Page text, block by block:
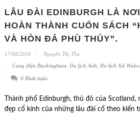
LÂU ĐÀI EDINBURGH LÀ
HOÀN THÀNH CUỐN SÁCH
VÀ HÒN ĐÁ PHÙ THỦY”.
17/08/2016
Nguyễn Thị Thu
Cung điện Buckingham
Du lịch Anh, Du lịch Xứ Wales,
0 Bình luận
Thành phố Edinburgh, thủ đô của
đẹp cổ kính của những lâu đài cổ theo kiến